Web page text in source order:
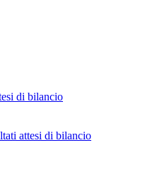
di bilancio
attesi di bilancio